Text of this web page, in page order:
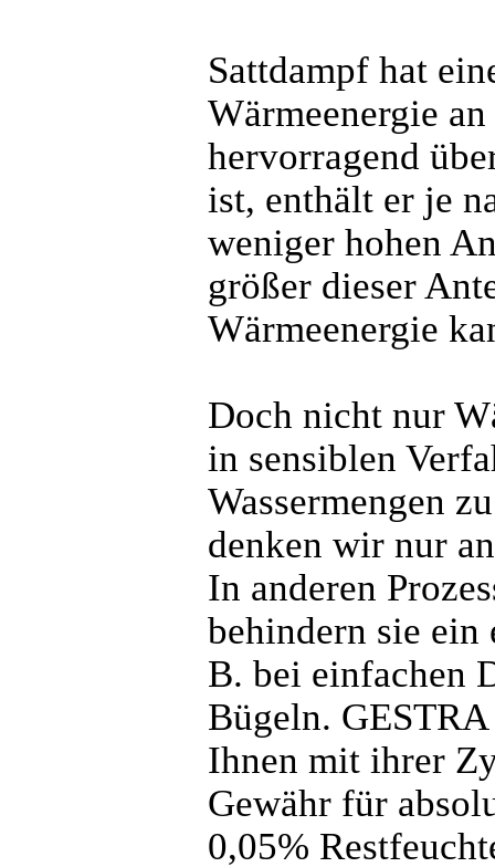
Sattdampf hat
Wärmeenergie
hervorragend
ist, enthält er je
weniger hohen
größer dieser
Wärmeenergie
Doch nicht nur
in sensiblen
Wassermengen
denken wir nur
In anderen
behindern sie ein
B. bei einfachen
Bügeln.
Ihnen mit ihrer
Gewähr für
0,05%